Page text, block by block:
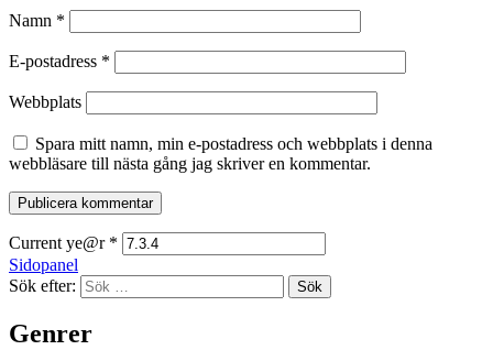
Namn *
E-postadress *
Webbplats
Spara mitt namn, min e-postadress och webbplats i denna
webbläsare till nästa gång jag skriver en kommentar.
Current ye@r *
Sidopanel
Sök efter:
Genrer